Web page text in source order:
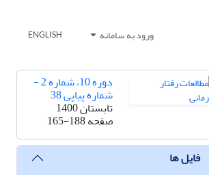
ورود به سامانه ENGLISH
دوره 10، شماره 2 -
شماره پیاپی 38
تابستان 1400
صفحه165-188
فایل ها